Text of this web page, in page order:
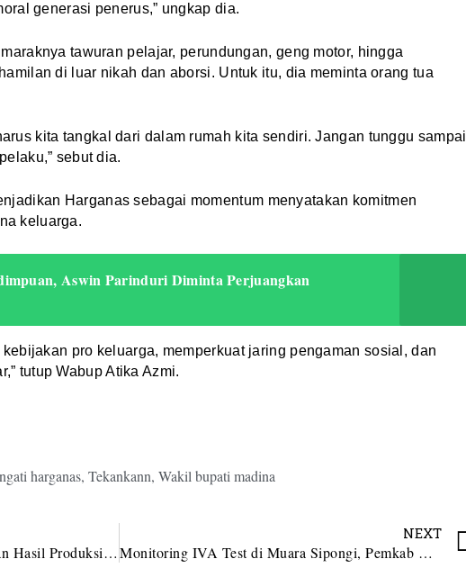
generasi penerus,” ungkap dia.
tawuran pelajar, perundungan, geng motor, hingga
di luar nikah dan aborsi. Untuk itu, dia meminta orang tua
kita tangkal dari dalam rumah kita sendiri. Jangan tunggu sampai
sebut dia.
Harganas sebagai momentum menyatakan komitmen
keluarga.
Aswin Parinduri Diminta Perjuangkan
pro keluarga, memperkuat jaring pengaman sosial, dan
tutup Wabup Atika Azmi.
harganas, Tekankann, Wakil bupati madina
Peninjauan Panen dan Pengukuran Hasil Produksi Padi di Desa Lumban Pasir
NEXT
Monitoring IVA Test di Muara Sipongi, Pemkab Madina Tekankan Peran Keluarga Cetak Generasi Berkualitas